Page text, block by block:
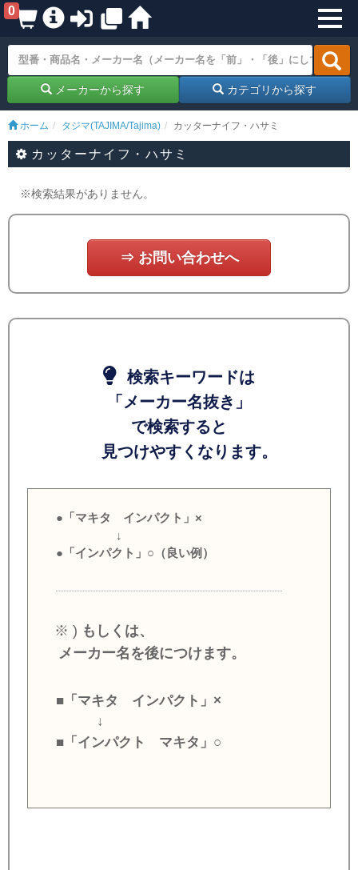
0
メーカーから探す カテゴリから探す
ホーム タジマ(TAJIMA/Tajima) カッターナイフ・ハサミ
カッターナイフ・ハサミ
※検索結果がありません。
⇒ お問い合わせへ
検索キーワードは
「メーカー名抜き」
で検索すると
見つけやすくなります。
●「マキタ インパクト」×
↓
●「インパクト」○（良い例）
※ ) もしくは、
メーカー名を後につけます。
■「マキタ インパクト」×
↓
■「インパクト マキタ」○